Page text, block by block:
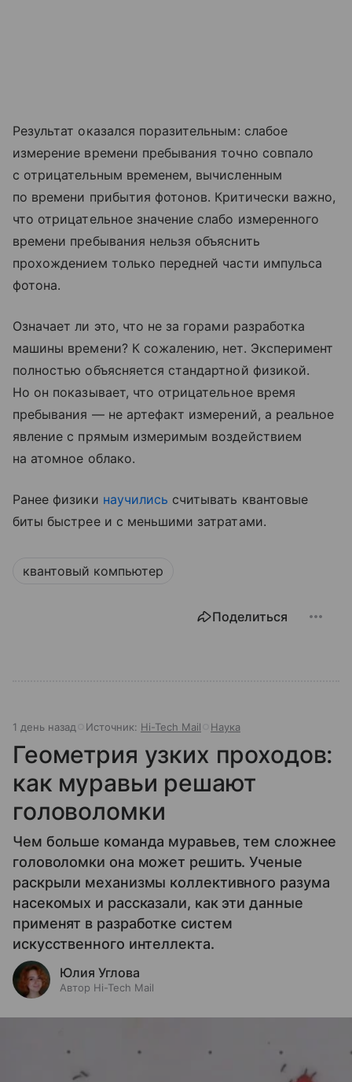
Результат оказался поразительным: слабое
измерение времени пребывания точно совпало
с отрицательным временем, вычисленным
по времени прибытия фотонов. Критически важно,
что отрицательное значение слабо измеренного
времени пребывания нельзя объяснить
прохождением только передней части импульса
фотона.
Означает ли это, что не за горами разработка
машины времени? К сожалению, нет. Эксперимент
полностью объясняется стандартной физикой.
Но он показывает, что отрицательное время
пребывания — не артефакт измерений, а реальное
явление с прямым измеримым воздействием
на атомное облако.
Ранее физики научились считывать квантовые
биты быстрее и с меньшими затратами.
квантовый компьютер
Поделиться
1 день назад Источник: Hi-Tech Mail Наука
Геометрия узких проходов:
как муравьи решают
головоломки
Чем больше команда муравьев, тем сложнее
головоломки она может решить. Ученые
раскрыли механизмы коллективного разума
насекомых и рассказали, как эти данные
применят в разработке систем
искусственного интеллекта.
Юлия Углова
Автор Hi-Tech Mail